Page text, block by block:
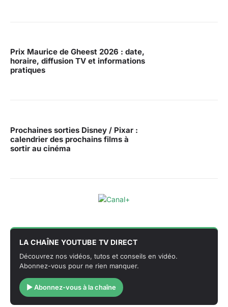
Prix Maurice de Gheest 2026 : date,
horaire, diffusion TV et informations
pratiques
Prochaines sorties Disney / Pixar :
calendrier des prochains films à
sortir au cinéma
LA CHAÎNE YOUTUBE TV DIRECT
Découvrez nos vidéos, tutos et conseils en vidéo.
Abonnez-vous pour ne rien manquer.
▶ Abonnez-vous à la chaîne